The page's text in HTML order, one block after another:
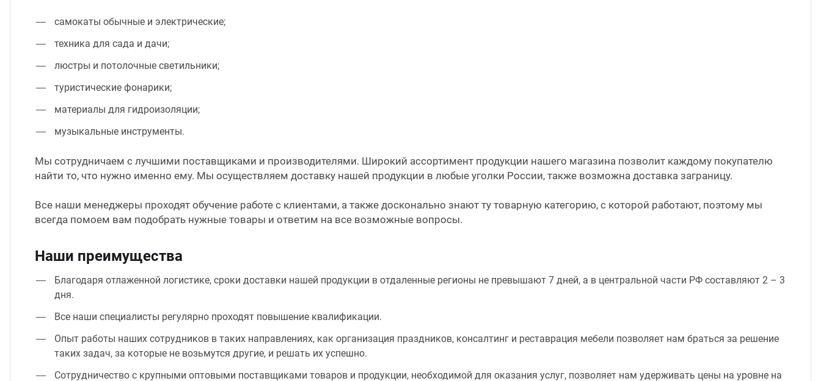
самокаты обычные и электрические;
техника для сада и дачи;
люстры и потолочные светильники;
туристические фонарики;
материалы для гидроизоляции;
музыкальные инструменты.
Мы сотрудничаем с лучшими поставщиками и производителями. Широкий ассортимент продукции нашего магазина позволит каждому покупателю
найти то, что нужно именно ему. Мы осуществляем доставку нашей продукции в любые уголки России, также возможна доставка заграницу.
Все наши менеджеры проходят обучение работе с клиентами, а также досконально знают ту товарную категорию, с которой работают, поэтому мы
всегда помоем вам подобрать нужные товары и ответим на все возможные вопросы.
Наши преимущества
Благодаря отлаженной логистике, сроки доставки нашей продукции в отдаленные регионы не превышают 7 дней, а в центральной части РФ составляют 2 – 3
дня.
Все наши специалисты регулярно проходят повышение квалификации.
Опыт работы наших сотрудников в таких направлениях, как организация праздников, консалтинг и реставрация мебели позволяет нам браться за решение
таких задач, за которые не возьмутся другие, и решать их успешно.
Сотрудничество с крупными оптовыми поставщиками товаров и продукции, необходимой для оказания услуг, позволяет нам удерживать цены на уровне на